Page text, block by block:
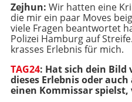
Zejhun: Wir hatten eine
die mir ein paar Moves
viele Fragen beantwortet
Polizei Hamburg auf
krasses Erlebnis für mich.
TAG24: Hat sich dein Bild
dieses Erlebnis oder
einen Kommissar spielst,